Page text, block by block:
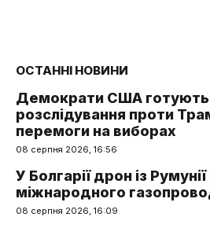
ОСТАННІ НОВИНИ
Демократи США готують
розслідування проти
перемоги на виборах
08 серпня 2026, 16:56
У Болгарії дрон із
міжнародного
08 серпня 2026, 16:09